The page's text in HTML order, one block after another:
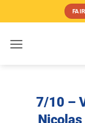
au
contenu
7/10 –
Nicolas